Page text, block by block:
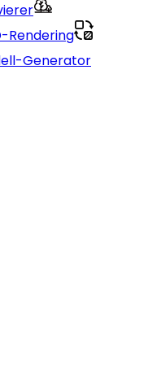
Rendering
Generator